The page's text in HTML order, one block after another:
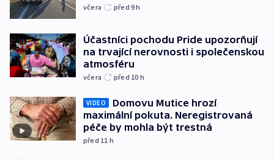
včera před 9h
Účastníci pochodu Pride upozorňují
na trvající nerovnosti i společenskou
atmosféru
včera před 10 h
VIDEO
Domovu Mutice hrozí
maximální pokuta. Neregistrovaná
péče by mohla být trestná
před 11 h